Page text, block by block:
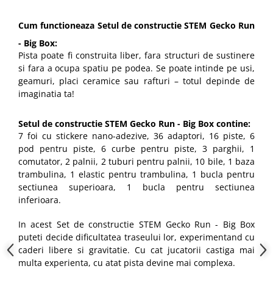
Cum functioneaza Setul de constructie STEM Gecko Run
- Big Box:
Pista poate fi construita liber, fara structuri de sustinere
si fara a ocupa spatiu pe podea. Se poate intinde pe usi,
geamuri, placi ceramice sau rafturi – totul depinde de
imaginatia ta!
Setul de constructie STEM Gecko Run - Big Box contine:
7 foi cu stickere nano-adezive, 36 adaptori, 16 piste, 6
pod pentru piste, 6 curbe pentru piste, 3 parghii, 1
comutator, 2 palnii, 2 tuburi pentru palnii, 10 bile, 1 baza
trambulina, 1 elastic pentru trambulina, 1 bucla pentru
sectiunea superioara, 1 bucla pentru sectiunea
inferioara.
In acest Set de constructie STEM Gecko Run - Big Box
puteti decide dificultatea traseului lor, experimentand cu
caderi libere si gravitatie. Cu cat jucatorii castiga mai
multa experienta, cu atat pista devine mai complexa.